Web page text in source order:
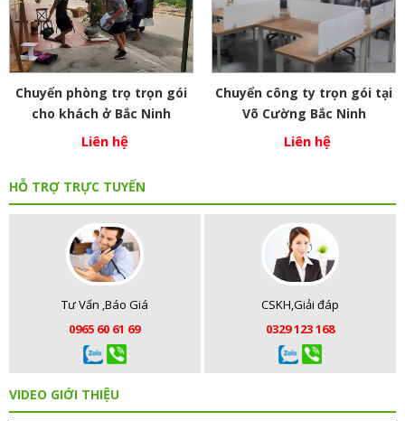
Chuyển phòng trọ trọn gói
cho khách ở Bắc Ninh
Liên hệ
Chuyển công ty trọn gói tại
Võ Cường Bắc Ninh
Liên hệ
HỖ TRỢ TRỰC TUYẾN
Tư Vấn ,Báo Giá
0965 60 61 69
CSKH,Giải đáp
0329 123 168
VIDEO GIỚI THIỆU